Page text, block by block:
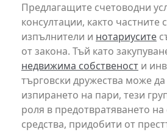
Предлагащите счетоводни
консултации, както частните
изпълнители и нотариусите
от закона. Тъй като
недвижима собственост и
търговски дружества може да
изпирането на пари, тези
роля в предотвратяването на
средства, придобити от